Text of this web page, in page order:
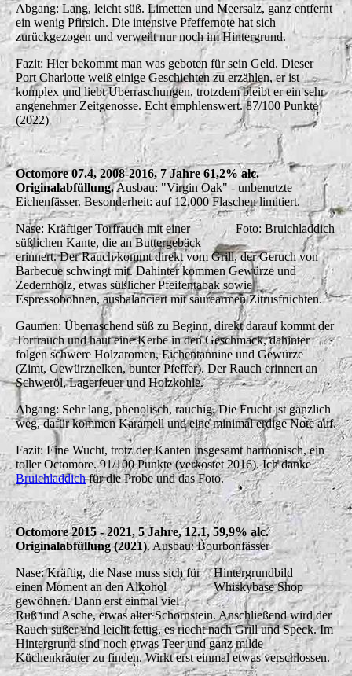
Abgang: Lang, leicht süß. Limetten und Meersalz, ganz entfernt
ein wenig Pfirsich. Die intensive Pfeffernote hat sich
zurückgezogen und verweilt nur noch im Hintergrund.
Fazit: Hier bekommt man was geboten für sein Geld. Dieser
Port Charlotte weiß einige Geschichten zu erzählen, er ist
komplex und liebt Überraschungen, trotzdem bleibt er ein sehr
angenehmer Zeitgenosse. Echt emphlenswert. 87/100 Punkte
(2022)
Octomore 07.4, 2008-2016, 7 Jahre 61,2% alc.
Originalabfüllung.Ausbau: "Virgin Oak" - unbenutzte
Eichenfässer. Besonderheit: auf 12.000 Flaschen limitiert.
Foto: Bruichladdich
Nase: Kräftiger Torfrauch mit einer
süßlichen Kante, die an Buttergebäck
erinnert. Der Rauch kommt direkt vom Grill, der Geruch von
Barbecue schwingt mit. Dahinter kommen Gewürze und
Zedernholz, etwas süßlicher Pfeifentabak sowie
Espressobohnen, ausbalanciert mit säurearmen Zitrusfrüchten.
Gaumen: Überraschend süß zu Beginn, direkt darauf kommt der
Torfrauch und haut eine Kerbe in den Geschmack, dahinter
folgen schwere Holzaromen, Eichentannine und Gewürze
(Zimt, Gewürznelken, bunter Pfeffer). Der Rauch erinnert an
Schweröl, Lagerfeuer und Holzkohle.
Abgang: Sehr lang, phenolisch, rauchig. Die Frucht ist gänzlich
weg, dafür kommen Karamell und eine minimal erdige Note auf.
Fazit: Eine Wucht, trotz der Kanten insgesamt harmonisch, ein
toller Octomore. 91/100 Punkte (verkostet 2016). Ich danke
Bruichladdichfür die Probe und das Foto.
Octomore 2015 - 2021, 5 Jahre, 12.1, 59,9% alc.
Originalabfüllung (2021). Ausbau: Bourbonfässer
Hintergrundbild
Whiskybase Shop
Nase: Kräftig, die Nase muss sich für
einen Moment an den Alkohol
gewöhnen. Dann erst einmal viel
Ruß und Asche, etwas alter Schornstein. Anschließend wird der
Rauch süßer und leicht fettig, es riecht nach Grill und Speck. Im
Hintergrund sind noch etwas Teer und ganz milde
Küchenkräuter zu finden. Wirkt erst einmal etwas verschlossen.